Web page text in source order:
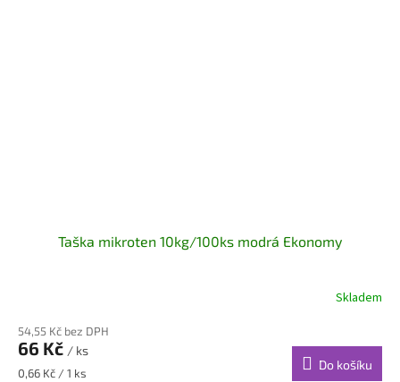
Taška mikroten 10kg/100ks modrá Ekonomy
Skladem
54,55 Kč bez DPH
66 Kč / ks
Měrná
0,66 Kč / 1 ks
Do košíku